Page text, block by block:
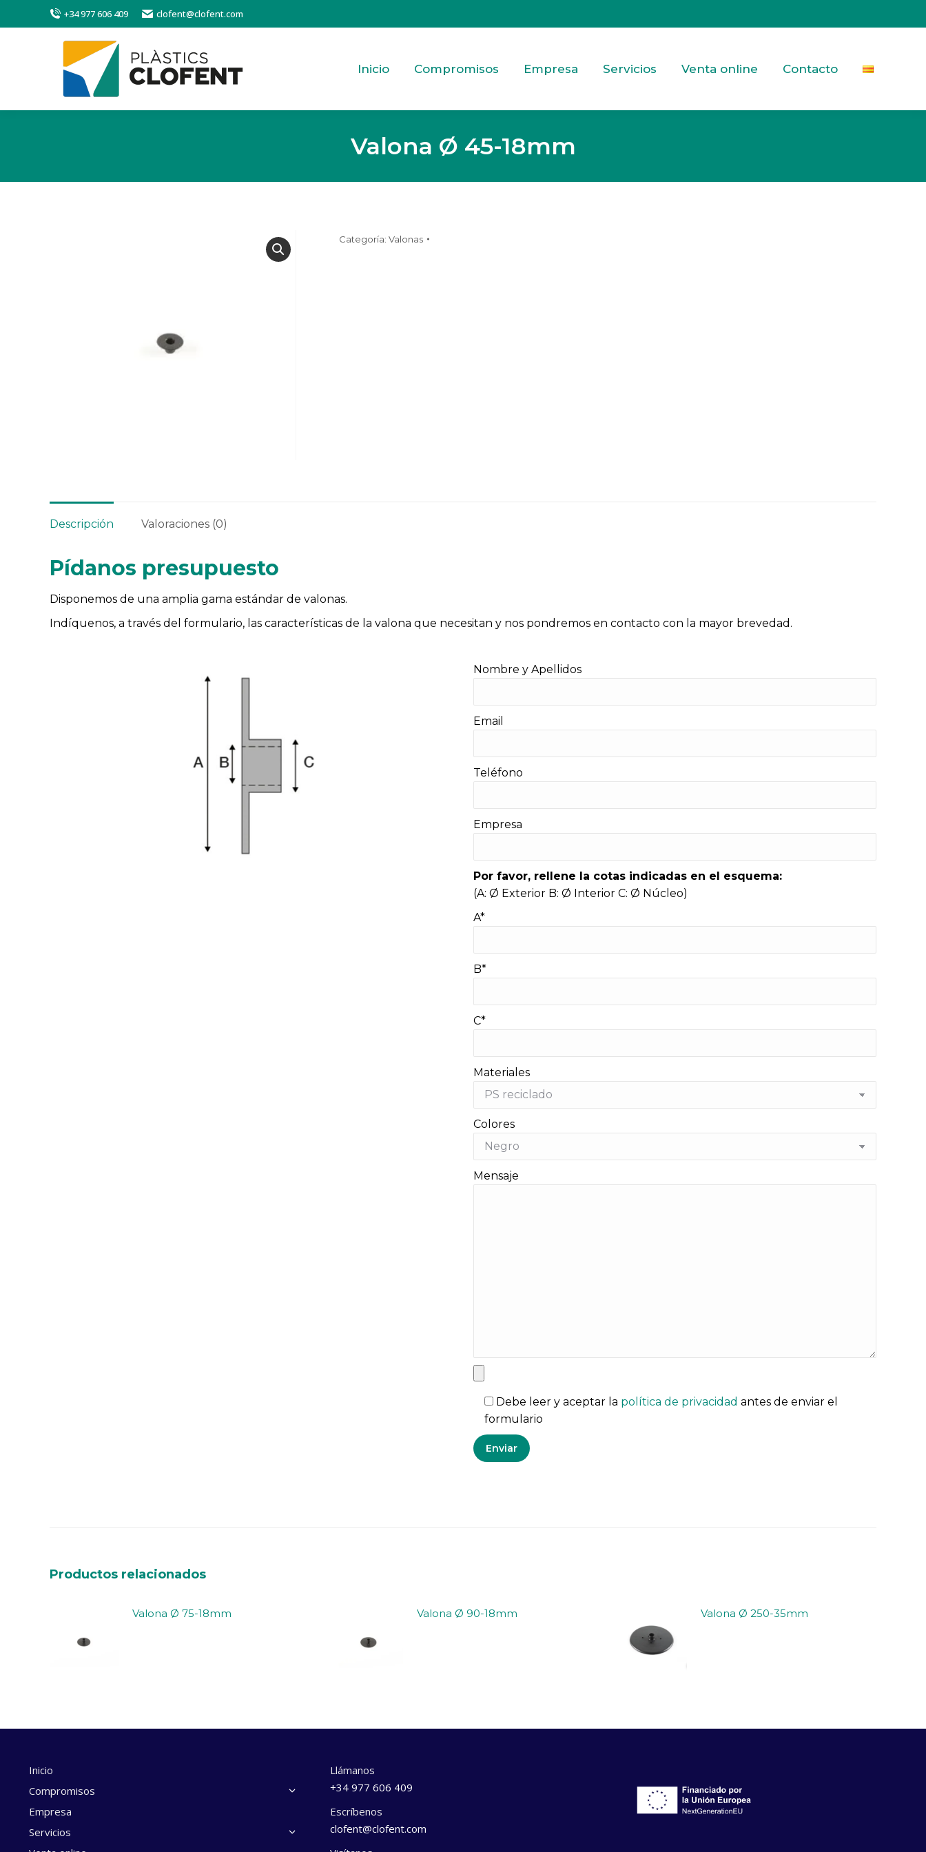
+34 977 606 409 clofent@clofent.com
Inicio Compromisos Empresa Servicios Venta online Contacto
Valona Ø 45-18mm
Categoría: Valonas
Descripción Valoraciones (0)
Pídanos presupuesto
Disponemos de una amplia gama estándar de valonas.
Indíquenos, a través del formulario, las características de la valona que necesitan y nos pondremos en contacto con la mayor brevedad.
Nombre y Apellidos
Email
Teléfono
Empresa
Por favor, rellene la cotas indicadas en el esquema:
(A: Ø Exterior B: Ø Interior C: Ø Núcleo)
A*
B*
C*
Materiales
Colores
Mensaje
Debe leer y aceptar la política de privacidad antes de enviar el
formulario
Productos relacionados
Valona Ø 75-18mm Valona Ø 90-18mm Valona Ø 250-35mm
Inicio
Compromisos
Empresa
Servicios
Llámanos
+34 977 606 409
Escríbenos
clofent@clofent.com